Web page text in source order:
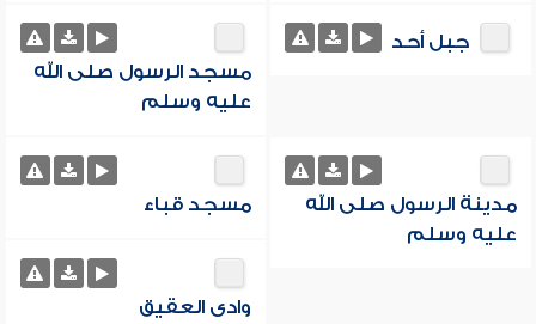
جبل أحد
مسجد الرسول صلى الله
عليه وسلم
مدينة الرسول صلى الله
عليه وسلم
مسجد قباء
وادى العقيق